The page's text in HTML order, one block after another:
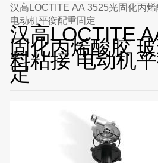
汉高LOCTITE AA 3525光固化丙
电动机平衡配重固定
汉高LOCTITE
固化丙烯酸胶
料粘接 电动机
定